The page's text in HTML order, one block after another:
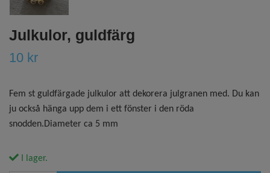
Julkulor, guldfärg
10 kr
Fem st guldfärgade julkulor att dekorera julgranen med. Du kan
ju också hänga upp dem i ett fönster i den röda
snodden.Diameter ca 5 mm
I lager.